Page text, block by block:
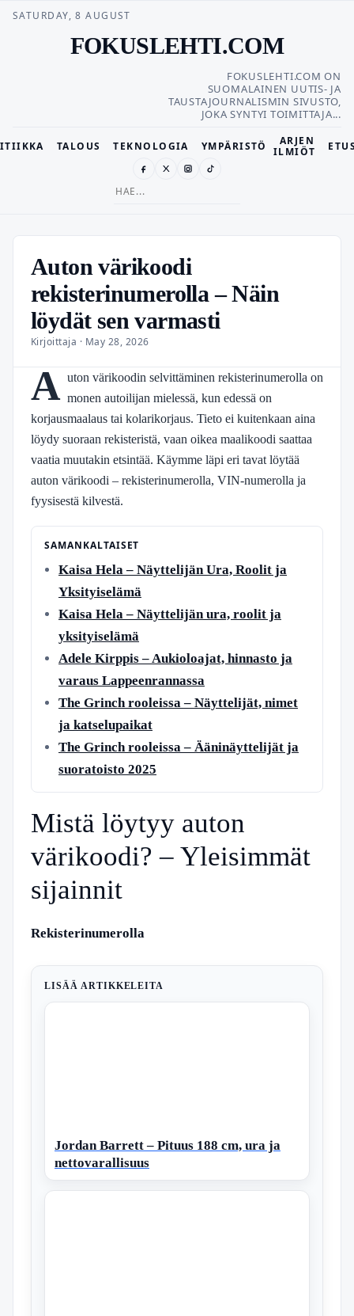
SATURDAY, 8 AUGUST
FOKUSLEHTI.COM
FOKUSLEHTI.COM ON
SUOMALAINEN UUTIS- JA
TAUSTAJOURNALISMIN SIVUSTO,
JOKA SYNTYI TOIMITTAJA...
TALOUS TEKNOLOGIA YMPÄRISTÖ
ARJEN
ILMIÖT
Search
Auton värikoodi
rekisterinumerolla – Näin
löydät sen varmasti
Kirjoittaja · May 28, 2026
A uton värikoodin selvittäminen rekisterinumerolla on
monen autoilijan mielessä, kun edessä on
korjausmaalaus tai kolarikorjaus. Tieto ei kuitenkaan aina
löydy suoraan rekisteristä, vaan oikea maalikoodi saattaa
vaatia muutakin etsintää. Käymme läpi eri tavat löytää
auton värikoodi – rekisterinumerolla, VIN-numerolla ja
fyysisestä kilvestä.
SAMANKALTAISET
Kaisa Hela – Näyttelijän Ura, Roolit ja
Yksityiselämä
Kaisa Hela – Näyttelijän ura, roolit ja
yksityiselämä
Adele Kirppis – Aukioloajat, hinnasto ja
varaus Lappeenrannassa
The Grinch rooleissa – Näyttelijät, nimet
ja katselupaikat
The Grinch rooleissa – Ääninäyttelijät ja
suoratoisto 2025
Mistä löytyy auton
värikoodi? – Yleisimmät
sijainnit
Rekisterinumerolla
LISÄÄ ARTIKKELEITA
Jordan Barrett – Pituus 188 cm, ura ja
nettovarallisuus